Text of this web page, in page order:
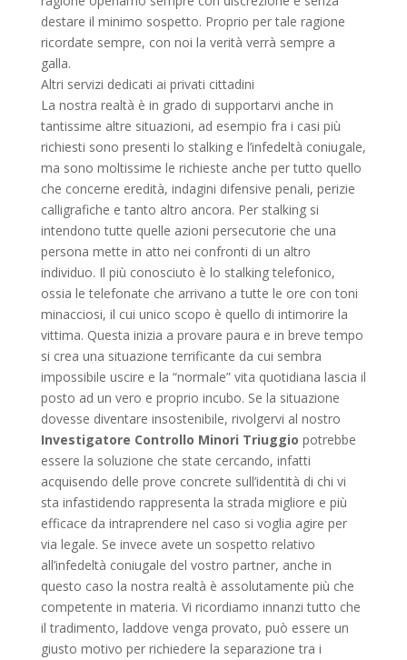
destare il minimo sospetto. Proprio per tale ragione
ricordate sempre, con noi la verità verrà sempre a
galla.
Altri servizi dedicati ai privati cittadini
La nostra realtà è in grado di supportarvi anche in
tantissime altre situazioni, ad esempio fra i casi più
richiesti sono presenti lo stalking e l’infedeltà coniugale,
ma sono moltissime le richieste anche per tutto quello
che concerne eredità, indagini difensive penali, perizie
calligrafiche e tanto altro ancora. Per stalking si
intendono tutte quelle azioni persecutorie che una
persona mette in atto nei confronti di un altro
individuo. Il più conosciuto è lo stalking telefonico,
ossia le telefonate che arrivano a tutte le ore con toni
minacciosi, il cui unico scopo è quello di intimorire la
vittima. Questa inizia a provare paura e in breve tempo
si crea una situazione terrificante da cui sembra
impossibile uscire e la “normale” vita quotidiana lascia il
posto ad un vero e proprio incubo. Se la situazione
dovesse diventare insostenibile, rivolgervi al nostro
Investigatore Controllo Minori Triuggio potrebbe
essere la soluzione che state cercando, infatti
acquisendo delle prove concrete sull’identità di chi vi
sta infastidendo rappresenta la strada migliore e più
efficace da intraprendere nel caso si voglia agire per
via legale. Se invece avete un sospetto relativo
all’infedeltà coniugale del vostro partner, anche in
questo caso la nostra realtà è assolutamente più che
competente in materia. Vi ricordiamo innanzi tutto che
il tradimento, laddove venga provato, può essere un
giusto motivo per richiedere la separazione tra i